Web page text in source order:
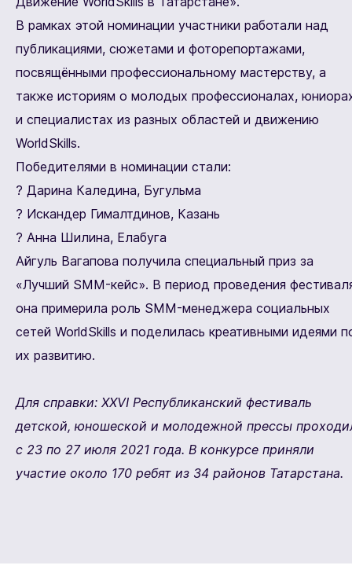
В рамках этой номинации участники работали над
публикациями, сюжетами и фоторепортажами,
посвящёнными профессиональному мастерству, а
также историям о молодых профессионалах,
и специалистах из разных областей и движению
WorldSkills.
Победителями в номинации стали:
? Дарина Каледина, Бугульма
? Искандер Гималтдинов, Казань
? Анна Шилина, Елабуга
Айгуль Вагапова получила специальный приз за
«Лучший SMM-кейс». В период проведения
она примерила роль SMM-менеджера социальных
сетей WorldSkills и поделилась креативными идеями
их развитию.
Для справки: XXVI Республиканский фестиваль
детской, юношеской и молодежной прессы
с 23 по 27 июля 2021 года. В конкурсе приняли
участие около 170 ребят из 34 районов Татарстана.